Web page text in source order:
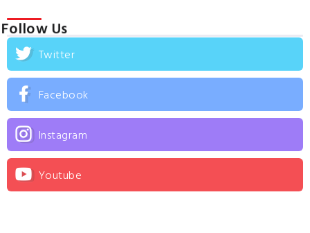
Follow Us
Twitter
Facebook
Instagram
Youtube